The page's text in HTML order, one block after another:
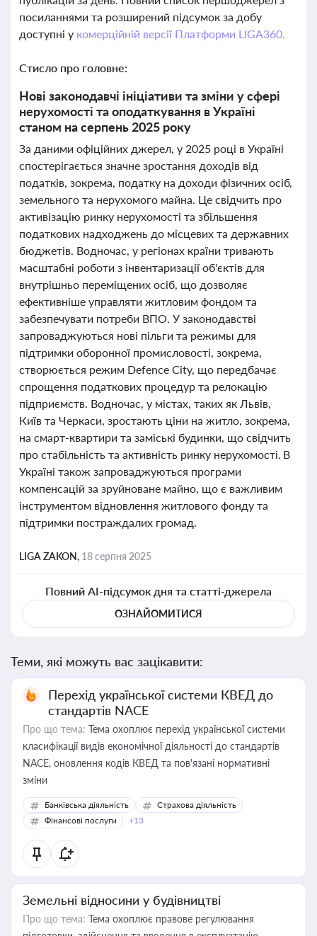
посиланнями та розширений підсумок за добу
доступні у комерційній версії Платформи LIGA360.
Стисло про головне:
Нові законодавчі ініціативи та зміни у сфері
нерухомості та оподаткування в Україні
станом на серпень 2025 року
За даними офіційних джерел, у 2025 році в Україні
спостерігається значне зростання доходів від
податків, зокрема, податку на доходи фізичних осіб,
земельного та нерухомого майна. Це свідчить про
активізацію ринку нерухомості та збільшення
податкових надходжень до місцевих та державних
бюджетів. Водночас, у регіонах країни тривають
масштабні роботи з інвентаризації об'єктів для
внутрішньо переміщених осіб, що дозволяє
ефективніше управляти житловим фондом та
забезпечувати потреби ВПО. У законодавстві
запроваджуються нові пільги та режимы для
підтримки оборонної промисловості, зокрема,
створюється режим Defence City, що передбачає
спрощення податкових процедур та релокацію
підприємств. Водночас, у містах, таких як Львів,
Київ та Черкаси, зростають ціни на житло, зокрема,
на смарт-квартири та заміські будинки, що свідчить
про стабільність та активність ринку нерухомості. В
Україні також запроваджуються програми
компенсацій за зруйноване майно, що є важливим
інструментом відновлення житлового фонду та
підтримки постраждалих громад.
LIGA ZAKON, 18 серпня 2025
Повний AI-підсумок дня та статті-джерела
ОЗНАЙОМИТИСЯ
Теми, які можуть вас зацікавити:
Перехід української системи КВЕД до
стандартів NACE
Про що тема: Тема охоплює перехід української системи
класифікації видів економічної діяльності до стандартів
NACE, оновлення кодів КВЕД та пов'язані нормативні
зміни
Банківська діяльність
Страхова діяльність
Фінансові послуги
+13
Земельні відносини у будівництві
Про що тема: Тема охоплює правове регулювання